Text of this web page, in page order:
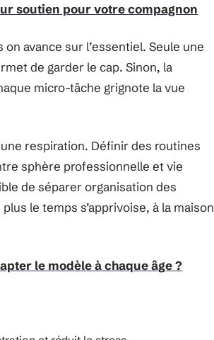
soutien pour votre compagnon
avance sur l’essentiel. Seule une
de garder le cap. Sinon, la
micro-tâche grignote la vue
respiration. Définir des routines
sphère professionnelle et vie
de séparer organisation des
le temps s’apprivoise, à la maison
le modèle à chaque âge ?